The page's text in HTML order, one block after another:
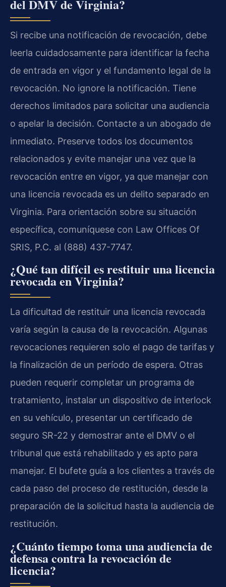
del DMV de Virginia?
Si recibe una notificación de revocación, debe
leerla cuidadosamente para identificar la fecha
de entrada en vigor y el fundamento legal de la
revocación. No ignore la notificación. Tiene
derechos limitados para solicitar una audiencia
o apelar la decisión. Contacte a un abogado de
inmediato. Preserve todos los documentos
relacionados y evite manejar una vez que la
revocación entre en vigor, ya que manejar con
una licencia revocada es un delito separado en
Virginia. Para orientación sobre su situación
específica, comuníquese con Law Offices Of
SRIS, P.C. al (888) 437-7747.
¿Qué tan difícil es restituir una licencia
revocada en Virginia?
La dificultad de restituir una licencia revocada
varía según la causa de la revocación. Algunas
revocaciones requieren solo el pago de tarifas y
la finalización de un período de espera. Otras
pueden requerir completar un programa de
tratamiento, instalar un dispositivo de interlock
en su vehículo, presentar un certificado de
seguro SR-22 y demostrar ante el DMV o el
tribunal que está rehabilitado y es apto para
manejar. El bufete guía a los clientes a través de
cada paso del proceso de restitución, desde la
preparación de la solicitud hasta la audiencia de
restitución.
¿Cuánto tiempo toma una audiencia de
defensa contra la revocación de
licencia?